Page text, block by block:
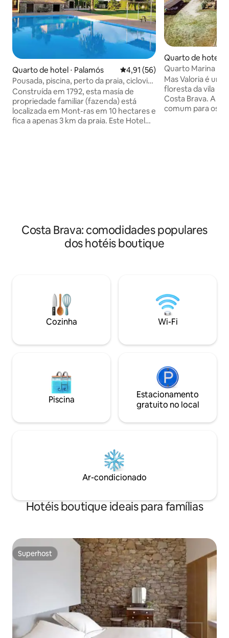
Quarto de hotel ⋅ Palamós 4,91 de uma avaliação média
4,91 (56)
Pousada, piscina, perto da praia, ciclovias
#1
Construída em 1792, esta masía de
propriedade familiar (fazenda) está
localizada em Mont-ras em 10 hectares e
fica a apenas 3 km da praia. Este Hotel
Quarto de hotel ⋅
Quarto Marina
Mas Valoria é
floresta da vila
Costa Brava. A
comum para os
Costa Brava: comodidades populares
dos hotéis boutique
Cozinha Wi-Fi
Piscina
Estacionamento
gratuito no local
Ar-condicionado
Hotéis boutique ideais para famílias
Superhost
Superhost